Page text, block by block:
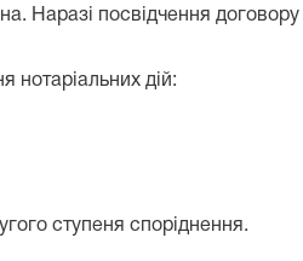
Наразі посвідчення
нотаріальних дій:
ступеня споріднення.